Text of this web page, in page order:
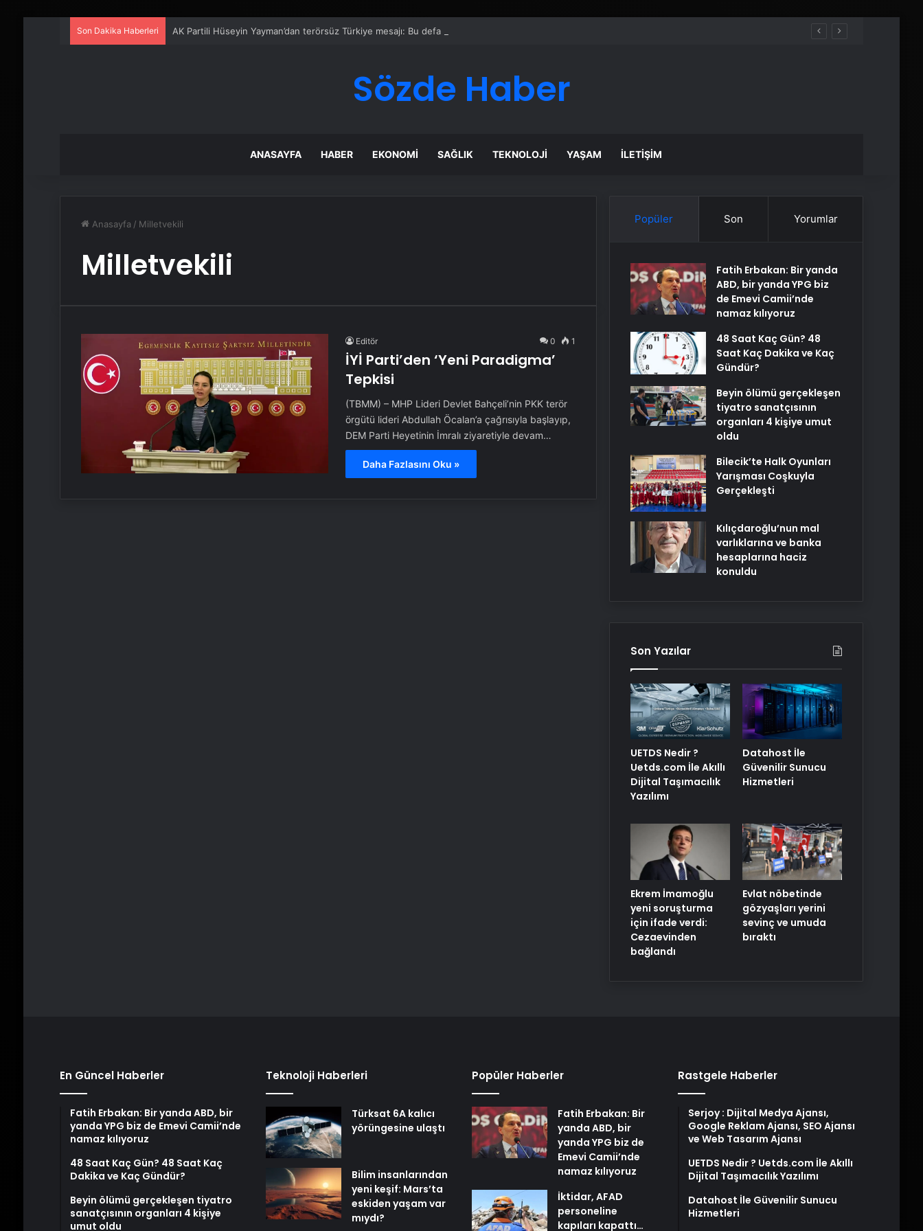
Son Dakika Haberleri AK Partili Hüseyin Yayman’dan terörsüz Türkiye mesajı: Bu defa sonuç alacağız
Sözde Haber
ANASAYFA HABER EKONOMI SAĞLIK TEKNOLOJI YAŞAM İLETIŞIM
Anasayfa / Milletvekili
Milletvekili
Editör 0 1
İYİ Parti’den ‘Yeni Paradigma’
Tepkisi
(TBMM) – MHP Lideri Devlet Bahçeli’nin PKK terör
örgütü lideri Abdullah Öcalan’a çağrısıyla başlayıp,
DEM Parti Heyetinin İmralı ziyaretiyle devam…
Daha Fazlasını Oku »
Popüler Son Yorumlar
Fatih Erbakan: Bir yanda
ABD, bir yanda YPG biz
de Emevi Camii’nde
namaz kılıyoruz
48 Saat Kaç Gün? 48
Saat Kaç Dakika ve Kaç
Gündür?
Beyin ölümü gerçekleşen
tiyatro sanatçısının
organları 4 kişiye umut
oldu
Bilecik’te Halk Oyunları
Yarışması Coşkuyla
Gerçekleşti
Kılıçdaroğlu’nun mal
varlıklarına ve banka
hesaplarına haciz
konuldu
Son Yazılar
UETDS Nedir ?
Uetds.com İle Akıllı
Dijital Taşımacılık
Yazılımı
Datahost İle
Güvenilir Sunucu
Hizmetleri
Ekrem İmamoğlu
yeni soruşturma
için ifade verdi:
Cezaevinden
bağlandı
Evlat nöbetinde
gözyaşları yerini
sevinç ve umuda
bıraktı
En Güncel Haberler
Fatih Erbakan: Bir yanda ABD, bir
yanda YPG biz de Emevi Camii’nde
namaz kılıyoruz
48 Saat Kaç Gün? 48 Saat Kaç
Dakika ve Kaç Gündür?
Beyin ölümü gerçekleşen tiyatro
sanatçısının organları 4 kişiye
umut oldu
Teknoloji Haberleri
Türksat 6A kalıcı
yörüngesine ulaştı
Bilim insanlarından
yeni keşif: Mars’ta
eskiden yaşam var
mıydı?
Popüler Haberler
Fatih Erbakan: Bir
yanda ABD, bir
yanda YPG biz de
Emevi Camii’nde
namaz kılıyoruz
İktidar, AFAD
personeline
kapıları kapattı…
Rastgele Haberler
Serjoy : Dijital Medya Ajansı,
Google Reklam Ajansı, SEO Ajansı
ve Web Tasarım Ajansı
UETDS Nedir ? Uetds.com İle Akıllı
Dijital Taşımacılık Yazılımı
Datahost İle Güvenilir Sunucu
Hizmetleri